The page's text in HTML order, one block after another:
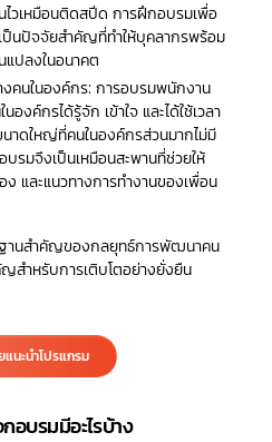
ไวเหมือนติดสปีด การฝึกอบรมเพื่อ
ป็นปัจจัยสำคัญที่ทำให้บุคลากรพร้อม
แปลงในอนาคต
คนในองค์กร: การอบรมพนักงาน
องค์กรได้รู้จัก เข้าใจ และได้ใช้เวลา
าดใหญ่ที่คนในองค์กรส่วนมากไม่มี
รมจึงเป็นเหมือนสะพานที่ช่วยให้
และแนวทางการทำงานของเพื่อน
านสำคัญของกลยุทธ์การพัฒนาคน
ญสำหรับการเติบโตอย่างยั่งยืน
แนะนำโปรแกรม
อบรมมีอะไรบ้าง